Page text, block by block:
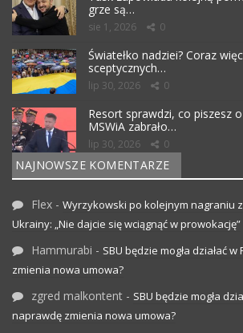
grze są…
sie 1, 2026 0
Światełko nadziei? Coraz
sceptycznych…
lip 30, 2026 0
Resort sprawdzi, co piszesz
MSWiA zabrało…
lip 30, 2026 0
NAJNOWSZE KOMENTARZE
Flex - Wyrzykowski po kolejnym nagraniu
Ukrainy: „Nie dajcie się wciągnąć w prowokację”
Hammurabi - SBU będzie mogła działać
zmienia nowa umowa?
zgred malkontent - SBU będzie mogła
naprawdę zmienia nowa umowa?